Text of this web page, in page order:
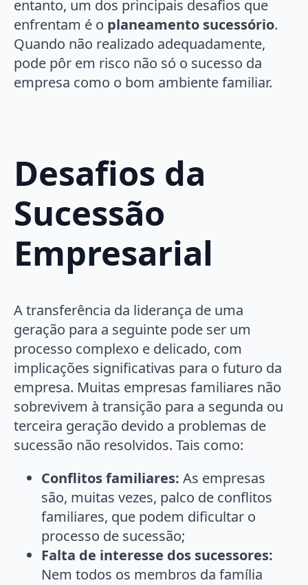
entanto, um dos principais desafios que
enfrentam é o planeamento sucessório.
Quando não realizado adequadamente,
pode pôr em risco não só o sucesso da
empresa como o bom ambiente familiar.
Desafios da
Sucessão
Empresarial
A transferência da liderança de uma
geração para a seguinte pode ser um
processo complexo e delicado, com
implicações significativas para o futuro da
empresa. Muitas empresas familiares não
sobrevivem à transição para a segunda ou
terceira geração devido a problemas de
sucessão não resolvidos. Tais como:
Conflitos familiares: As empresas
são, muitas vezes, palco de conflitos
familiares, que podem dificultar o
processo de sucessão;
Falta de interesse dos sucessores:
Nem todos os membros da família